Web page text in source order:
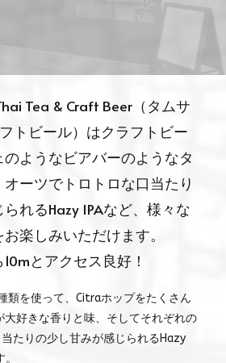
Tea & Craft Beer（タムサ
トビール）はクラフトビー
ようなビアバーのようなタ
ーツでトロトロな口当たり
れるHazy IPAなど、様々な
楽しみいただけます。
とアクセス良好！
類を使って、Citraホップをたくさん
大好きな香りと味、そしてそれぞれの
たりの少し甘みが感じられるHazy